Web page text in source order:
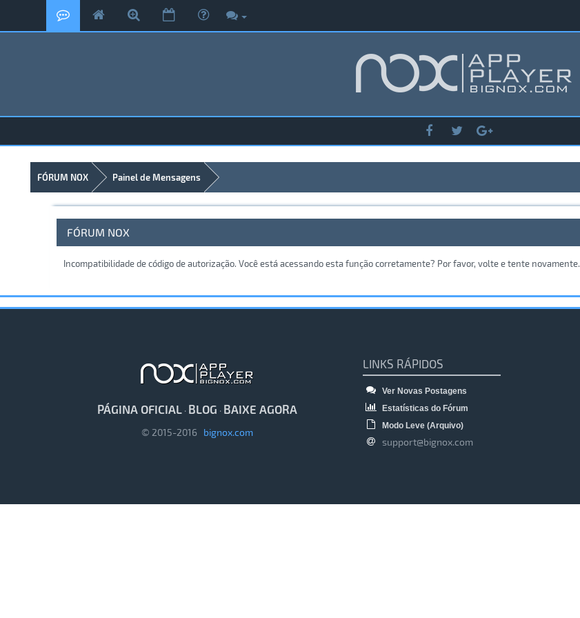
FÓRUM NOX Painel de Mensagens
FÓRUM NOX
Incompatibilidade de código de autorização. Você está acessando esta função corretamente? Por favor, volte e tente novamente.
PÁGINA OFICIAL · BLOG · BAIXE AGORA
© 2015-2016 bignox.com
LINKS RÁPIDOS
Ver Novas Postagens
Estatísticas do Fórum
Modo Leve (Arquivo)
support@bignox.com